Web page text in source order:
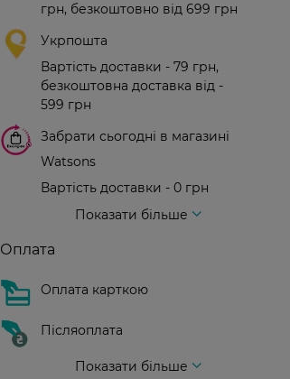
грн, безкоштовно від 699 грн
Укрпошта
Вартість доставки - 79 грн,
безкоштовна доставка від -
599 грн
Забрати сьогодні в магазині
Watsons
Вартість доставки - 0 грн
Показати більше
Оплата
Оплата карткою
Післяоплата
Показати більше